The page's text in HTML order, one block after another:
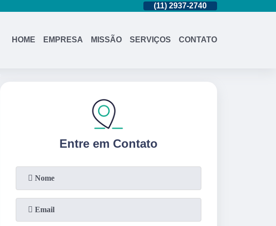
(11)2937-2740
HOME EMPRESA MISSÃO SERVIÇOS CONTATO
Entre em Contato